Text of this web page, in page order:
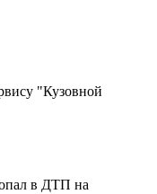
"Кузовной
в ДТП на